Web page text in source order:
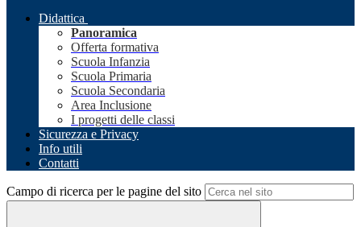
Didattica
Panoramica
Offerta formativa
Scuola Infanzia
Scuola Primaria
Scuola Secondaria
Area Inclusione
I progetti delle classi
Sicurezza e Privacy
Info utili
Contatti
Campo di ricerca per le pagine del sito